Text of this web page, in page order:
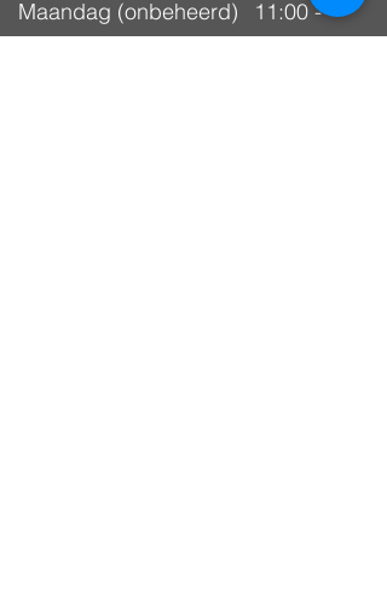
Maandag (onbeheerd)
Selfwash
11:00 -
18:00
Zaterdag
9:00 - 18:00